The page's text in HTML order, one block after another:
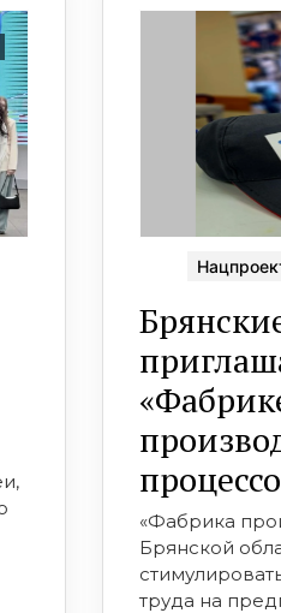
«Фабрика
Брянской
труда на